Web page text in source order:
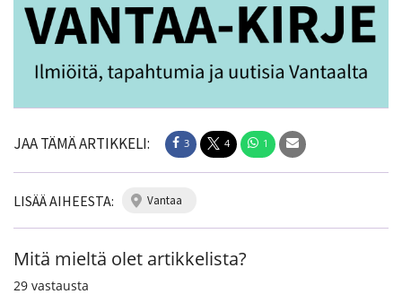
JAA TÄMÄ ARTIKKELI: 3 4 1
LISÄÄ AIHEESTA: vantaa
Mitä mieltä olet artikkelista?
29 vastausta